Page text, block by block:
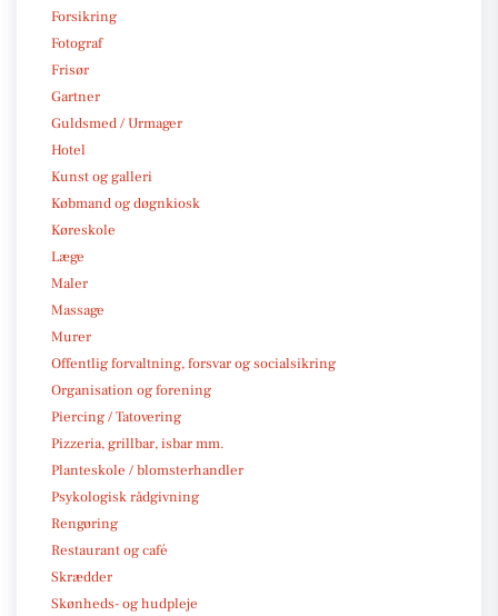
Forsikring
Fotograf
Frisør
Gartner
Guldsmed / Urmager
Hotel
Kunst og galleri
Købmand og døgnkiosk
Køreskole
Læge
Maler
Massage
Murer
Offentlig forvaltning, forsvar og socialsikring
Organisation og forening
Piercing / Tatovering
Pizzeria, grillbar, isbar mm.
Planteskole / blomsterhandler
Psykologisk rådgivning
Rengøring
Restaurant og café
Skrædder
Skønheds- og hudpleje